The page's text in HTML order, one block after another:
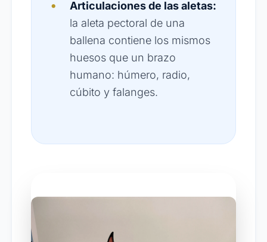
Articulaciones de las aletas:
la aleta pectoral de una
ballena contiene los mismos
huesos que un brazo
humano: húmero, radio,
cúbito y falanges.